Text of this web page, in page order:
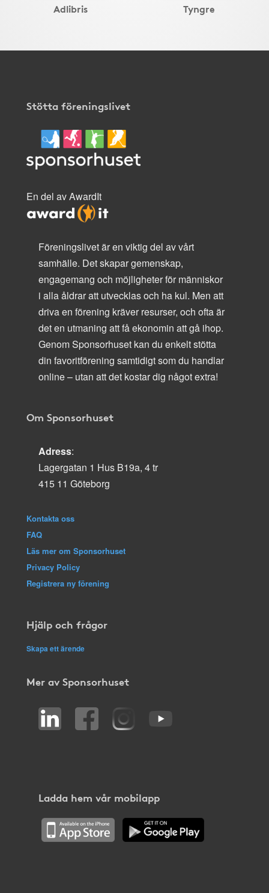
Adlibris Tyngre
Stötta föreningslivet
En del av AwardIt
Föreningslivet är en viktig del av vårt
samhälle. Det skapar gemenskap,
engagemang och möjligheter för människor
i alla åldrar att utvecklas och ha kul. Men att
driva en förening kräver resurser, och ofta är
det en utmaning att få ekonomin att gå ihop.
Genom Sponsorhuset kan du enkelt stötta
din favoritförening samtidigt som du handlar
online – utan att det kostar dig något extra!
Om Sponsorhuset
Adress:
Lagergatan 1 Hus B19a, 4 tr
415 11 Göteborg
Kontakta oss
FAQ
Läs mer om Sponsorhuset
Privacy Policy
Registrera ny förening
Hjälp och frågor
Skapa ett ärende
Mer av Sponsorhuset
Ladda hem vår mobilapp